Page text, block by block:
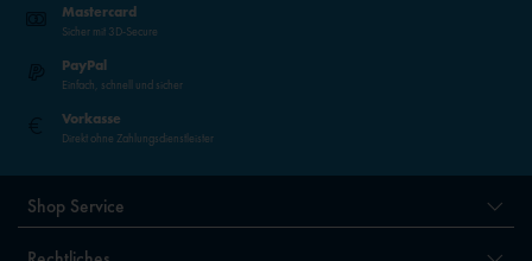
Mastercard
Sicher mit 3D-Secure
PayPal
Einfach, schnell und sicher
Vorkasse
Direkt ohne Zahlungsdienstleister
Shop Service